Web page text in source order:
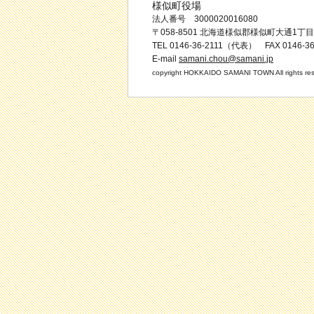
様似町役場
法人番号 3000020016080
〒058-8501 北海道様似郡様似町大通1丁
TEL 0146-36-2111（代表） FAX 0146-
E-mail samani.chou@samani.jp
copyright HOKKAIDO SAMANI TOWN All rights